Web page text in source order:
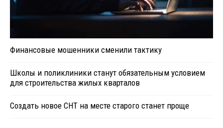
Финансовые мошенники сменили тактику
Школы и поликлиники станут обязательным условием
для строительства жилых кварталов
Создать новое СНТ на месте старого станет проще